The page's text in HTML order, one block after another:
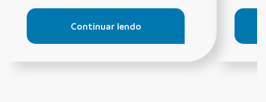
Continuar lendo